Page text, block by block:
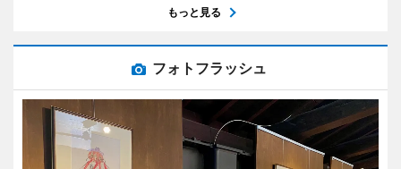
もっと見る
フォトフラッシュ